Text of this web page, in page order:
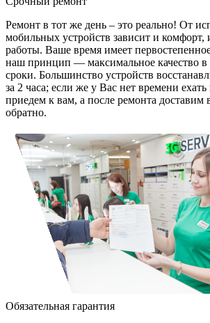
Ремонт в тот же день – это реально! От
мобильных устройств зависит и комфорт,
работы. Ваше время имеет
наш принцип — максимальное качество
сроки. Большинство устройств
за 2 часа; если же у Вас нет времени
приедем к вам, а после ремонта доставим
обратно.
Обязательная гарантия